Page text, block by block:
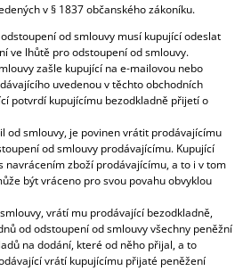
v § 1837 občanského zákoníku.
od smlouvy musí kupující odeslat
ve lhůtě pro odstoupení od smlouvy.
zašle kupující na e-mailovou nebo
uvedenou v těchto obchodních
potvrdí kupujícímu bezodkladně přijetí o
od smlouvy, je povinen vrátit prodávajícímu
od smlouvy prodávajícímu. Kupující
navrácením zboží prodávajícímu, a to i v tom
být vráceno pro svou povahu obvyklou
vrátí mu prodávající bezodkladně,
od odstoupení od smlouvy všechny peněžní
na dodání, které od něho přijal, a to
vrátí kupujícímu přijaté peněžení